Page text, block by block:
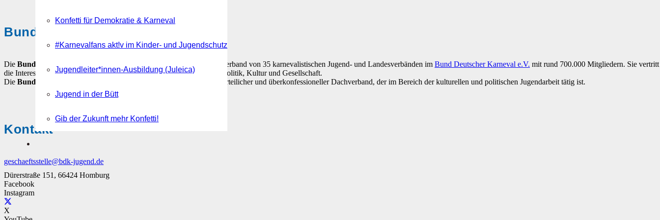
Konfetti für Demokratie & Karneval
#Karnevalfans akt!v im Kinder- und Jugendschutz
Jugendleiter*innen-Ausbildung (Juleica)
Jugend in der Bütt
Gib der Zukunft mehr Konfetti!
Bund Deutscher Karneval-Jugend
Die Bund Deutscher Karneval-Jugend (BDK-Jugend) ist der Dachverband von 35 karnevalistischen Jugend- und Landesverbänden im Bund Deutscher Karneval e.V. mit rund 700.000 Mitgliedern. Sie vertritt
die Interessen von Kindern, Jugendlichen und jungen Erwachsenen in Politik, Kultur und Gesellschaft.
Die Bund Deutscher Karneval-Jugend ist ein gemeinnütziger, überparteilicher und überkonfessioneller Dachverband, der im Bereich der kulturellen und politischen Jugendarbeit tätig ist.
Kontakt
geschaeftsstelle@bdk-jugend.de
Dürerstraße 151, 66424 Homburg
Facebook
Instagram
X